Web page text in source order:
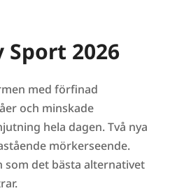
2026
med förfinad
och minskade
hela dagen. Två nya
mörkerseende.
som det bästa alternativet